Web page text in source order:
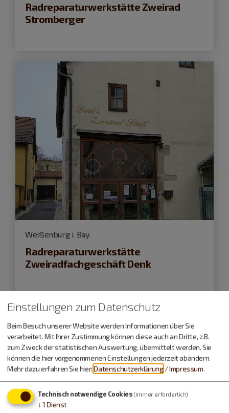
Radreparaturwerkstätte Zweirad
Stromberger
Weißenburg i. Bay.
Radreparaturwerkstätte
Zweiradfachgeschäft Denk
Einstellungen zum Datenschutz
Beim Besuch unserer Website werden Informationen über Sie
verarbeitet. Mit Ihrer Zustimmung können diese auch an Dritte, z.B.
zum Zweck der statistischen Auswertung, übermittelt werden. Sie
können die hier vorgenommenen Einstellungen jederzeit abändern.
Mehr dazu erfahren Sie hier:Datenschutzerklärung /Impressum.
Technisch notwendige Cookies (immer erforderlich)
↓ 1 Dienst